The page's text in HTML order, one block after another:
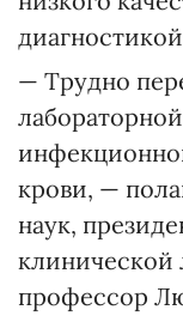
— Трудно
крови, —
наук,
клинической
профессор